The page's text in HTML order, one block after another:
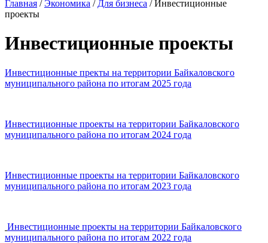
Главная /Экономика / Для бизнеса /Инвестиционные
проекты
Инвестиционные проекты
Инвестиционные пректы на территории Байкаловского
муниципального района по итогам 2025 года
Инвестиционные проекты на территории Байкаловского
муниципального района по итогам 2024 года
Инвестиционные проекты на территории Байкаловского
муниципального района по итогам 2023 года
Инвестиционные проекты на территории Байкаловского
муниципального района по итогам 2022 года